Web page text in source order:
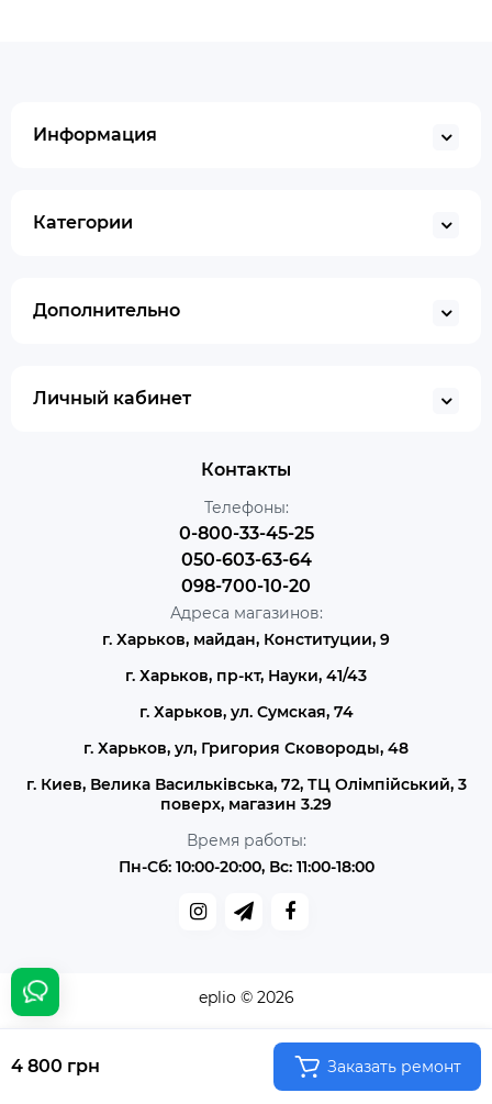
4 800 грн Заказать ремонт
Информация
Категории
Дополнительно
Личный кабинет
Контакты
Телефоны:
0-800-33-45-25
050-603-63-64
098-700-10-20
Адреса магазинов:
г. Харьков, майдан, Конституции, 9
г. Харьков, пр-кт, Науки, 41/43
г. Харьков, ул. Сумская, 74
г. Харьков, ул, Григория Сковороды, 48
г. Киев, Велика Васильківська, 72, ТЦ Олімпійський, 3
поверх, магазин 3.29
Время работы:
Пн-Сб: 10:00-20:00, Вс: 11:00-18:00
eplio © 2026